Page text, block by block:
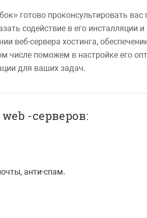
готово проконсультировать вас
содействие в его инсталляции и
веб-сервера хостинга,
числе поможем в настройке его
для ваших задач.
-серверов:
анти-спам.